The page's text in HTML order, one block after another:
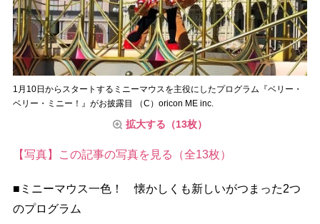
1月10日からスタートするミニーマウスを主役にしたプログラム『ベリー・
ベリー・ミニー！』がお披露目 （C）oricon ME inc.
拡大する（13枚）
【写真】この記事の写真を見る（全13枚）
■ミニーマウス一色！ 懐かしくも新しいがつまった2つ
のプログラム